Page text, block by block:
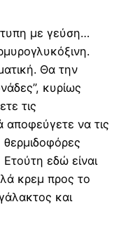
με γεύση…
Θα την
κυρίως
τις
να τις
θερμιδοφόρες
εδώ είναι
κρεμ προς το
και